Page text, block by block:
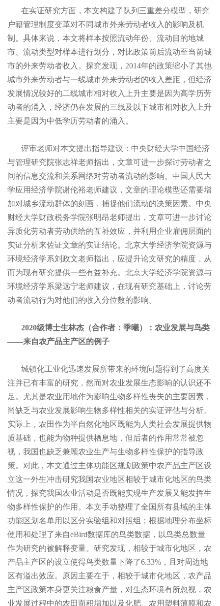
在实证研究方面，本文构建了队列三重差分模型，研究
户籍管理制度变革对不同城市外来劳动者收入的影响及机
制。具体来说，本文将样本按照流动年份、流动目的地城
市、流动类型对样本进行划分，对比政策前后流动至当前城
市的外来劳动者收入。探究发现，2014年的政策缩小了其他
城市外来劳动者与一线城市外来劳动者的收入差距，但经济
发展情况较好的二线城市相对收入上升主要是因为高学历劳
动者的涌入，经济仍在发展的三线及以下城市相对收入上升
主要是因为中低学历劳动者的涌入。
评审老师对本文提出指导建议：中央财经大学中国经济
与管理研究院张志祥老师指出，文章可进一步探讨劳动者之
间的信息交流和关系网络对劳动者流动的影响。中国人民大
学应用经济学院谢伦裕老师建议，文章的理论模型还需要增
加对城乡流动群体的刻画，捕捉他们流动的决策因素。中央
财经大学财政税务学院张明昂老师提出，文章可进一步讨论
异质化劳动者劳动供给的互补效应，并利用企业雇佣层面的
实证分析来佐证文章的实证结论。北京大学经济学院资源与
环境经济学系刘政文老师指出，应提升论文研究的精度，从
而为现有研究提供一些有益补充。北京大学经济学院资源与
环境经济学系梁远宁老师建议，在现有研究基础上，讨论劳
动者流动行为对他们的收入分位数的影响。
2020级博士生林杰（合作者：季曦）：农业发展与鸟类
——来自农产品主产区的例子
城镇化工业化迅速发展所带来的环境问题得到了高度关
注并已有丰富的研究，然而对农业发展生态影响的认识还不
足。尤其是农业用地作为影响生物多样性丧失的主要因素，
尚缺乏与农业发展影响生物多样性相关的实证评估与分析。
实际上，农田作为半自然化地区既能为人类社会发展提供物
质基础，也能为物种提供栖息地，但后者的作用常常被忽
视，我国也缺乏兼顾农业生产与生物多样性保护的指导政
策。对此，本文通过主体功能区规划政策中农产品主产区设
立这一外生冲击研究我国农业地区相较于城市化地区的鸟类
情况，探究我国农业活动是否既能实现生产发展又能发挥生
物多样性保护的作用。本文手动整理了全国所有县域的主体
功能区划名单用以区分实验组和对照组；根据地理分布坐标
使用和处理了来自eBird数据库的鸟类数据，以鸟类总数量
作为研究的被解释变量。研究发现，相较于城市化地区，农
产品主产区的设立使得鸟类数量下降了6.33%，且对周边地
区有溢出效应。原因主要在于，相较于城市化地区，农产品
主产区政策本身更关注粮食产量，对生态环境有所忽视，农
业发展过程中的农田面积增加以及化肥、农用塑料薄膜和农